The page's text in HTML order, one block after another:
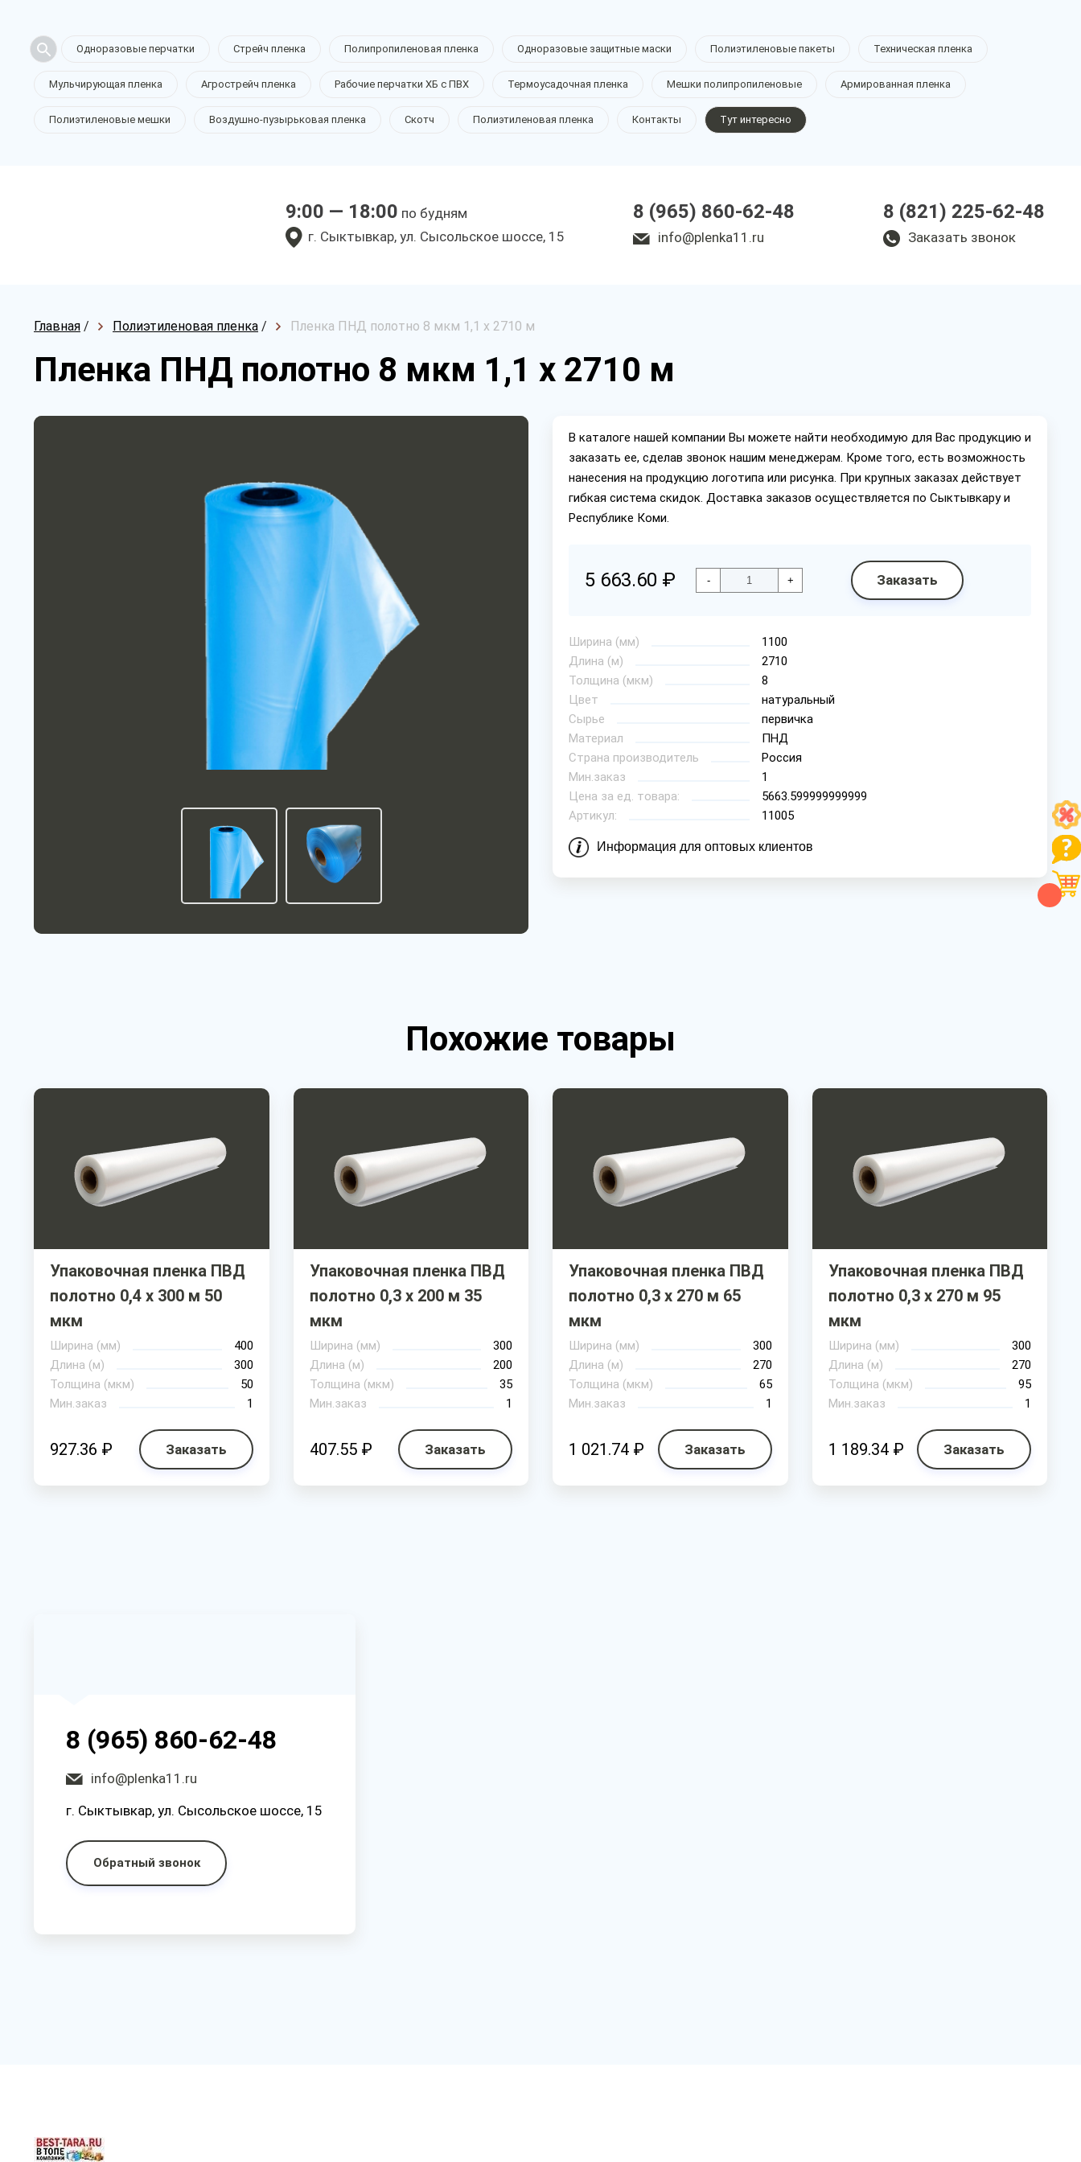
Одноразовые перчатки Стрейч пленка Полипропиленовая пленка Одноразовые защитные маски Полиэтиленовые пакеты Техническая пленка
Мульчирующая пленка Агрострейч пленка Рабочие перчатки ХБ с ПВХ Термоусадочная пленка Мешки полипропиленовые Армированная пленка
Полиэтиленовые мешки Воздушно-пузырьковая пленка Скотч Полиэтиленовая пленка Контакты Тут интересно
9:00 — 18:00 по будням
г. Сыктывкар, ул. Сысольское шоссе, 15
8 (965) 860-62-48
info@plenka11.ru
8 (821) 225-62-48
Заказать звонок
Главная / Полиэтиленовая пленка / Пленка ПНД полотно 8 мкм 1,1 х 2710 м
Пленка ПНД полотно 8 мкм 1,1 х 2710 м
В каталоге нашей компании Вы можете найти необходимую для Вас продукцию и
заказать ее, сделав звонок нашим менеджерам. Кроме того, есть возможность
нанесения на продукцию логотипа или рисунка. При крупных заказах действует
гибкая система скидок. Доставка заказов осуществляется по Сыктывкару и
Республике Коми.
5 663.60 ₽ - + Заказать
Ширина (мм)
1100
Длина (м)
2710
Толщина (мкм)
8
Цвет
натуральный
Сырье
первичка
Материал
ПНД
Страна производитель
Россия
Мин.заказ
1
Цена за ед. товара:
5663.599999999999
Артикул:
11005
Информация для оптовых клиентов
Похожие товары
Упаковочная пленка ПВД
полотно 0,4 х 300 м 50
мкм
Ширина (мм)
400
Длина (м)
300
Толщина (мкм)
50
Мин.заказ
1
927.36 ₽ Заказать
Упаковочная пленка ПВД
полотно 0,3 х 200 м 35
мкм
Ширина (мм)
300
Длина (м)
200
Толщина (мкм)
35
Мин.заказ
1
407.55 ₽ Заказать
Упаковочная пленка ПВД
полотно 0,3 х 270 м 65
мкм
Ширина (мм)
300
Длина (м)
270
Толщина (мкм)
65
Мин.заказ
1
1 021.74 ₽ Заказать
Упаковочная пленка ПВД
полотно 0,3 х 270 м 95
мкм
Ширина (мм)
300
Длина (м)
270
Толщина (мкм)
95
Мин.заказ
1
1 189.34 ₽ Заказать
8 (965) 860-62-48
info@plenka11.ru
г. Сыктывкар, ул. Сысольское шоссе, 15
Обратный звонок